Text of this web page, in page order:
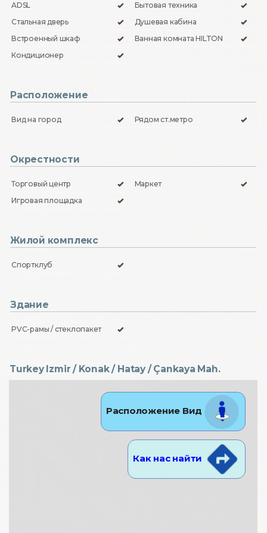
ADSL
Бытовая техника
Стальная дверь
Душевая кабина
Встроенный шкаф
Ванная комната HILTON
Кондиционер
Расположение
Вид на город Рядом ст.метро
Окрестности
Торговый центр
Маркет
Игровая площадка
Жилой комплекс
Спортклуб
Здание
PVC-рамы / стеклопакет
Turkey Izmir / Konak/ Hatay/ Çankaya Mah.
Расположение Вид
Как нас найти